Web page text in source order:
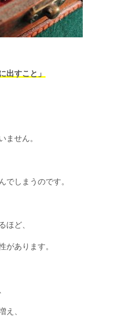
出すこと」
ません。
でしまうのです。
ほど、
があります。
え、